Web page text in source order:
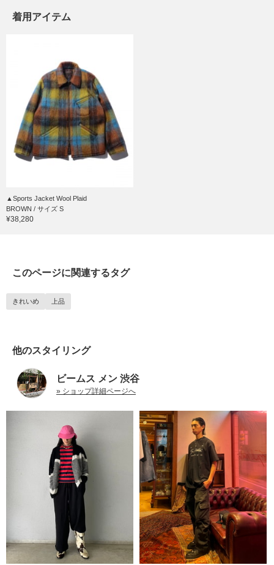
着用アイテム
▲Sports Jacket Wool Plaid
BROWN / サイズ S
¥38,280
このページに関連するタグ
きれいめ 上品
他のスタイリング
ビームス メン 渋谷
» ショップ詳細ページへ